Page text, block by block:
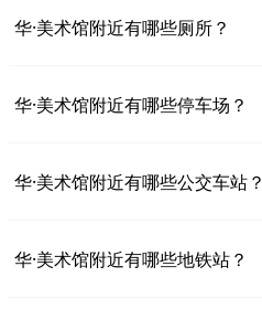
华·美术馆附近有哪些厕所？
华·美术馆附近有哪些停车场？
华·美术馆附近有哪些公交车站？
华·美术馆附近有哪些地铁站？